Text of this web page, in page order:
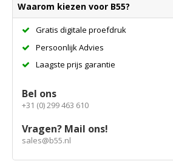
Waarom kiezen voor B55?
Gratis digitale proefdruk
Persoonlijk Advies
Laagste prijs garantie
Bel ons
+31 (0) 299 463 610
Vragen? Mail ons!
sales@b55.nl